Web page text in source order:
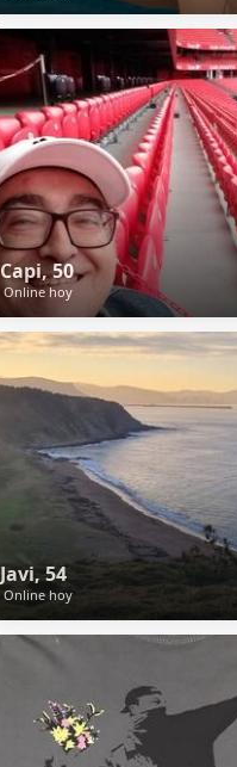
Capi, 50
Online hoy
Javi, 54
Online hoy